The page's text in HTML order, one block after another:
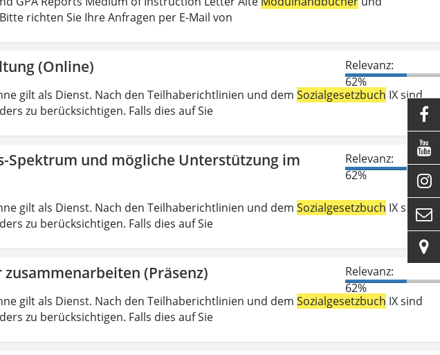
richten Sie Ihre Anfragen per E-Mail von
(Online)
Relevanz:
62%
gilt als Dienst. Nach den Teilhaberichtlinien und dem Sozialgesetzbuch IX sind
zu berücksichtigen. Falls dies auf Sie
Spektrum und mögliche Unterstützung im
Relevanz:
62%
gilt als Dienst. Nach den Teilhaberichtlinien und dem Sozialgesetzbuch IX sind
zu berücksichtigen. Falls dies auf Sie
zusammenarbeiten (Präsenz)
Relevanz:
62%
gilt als Dienst. Nach den Teilhaberichtlinien und dem Sozialgesetzbuch IX sind
zu berücksichtigen. Falls dies auf Sie




